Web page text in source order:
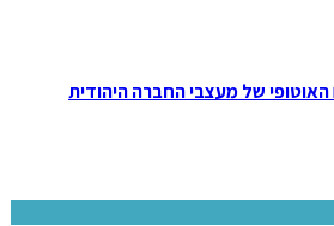
האוטופי של מעצבי החברה היהודית